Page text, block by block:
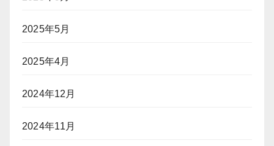
2025年5月
2025年4月
2024年12月
2024年11月